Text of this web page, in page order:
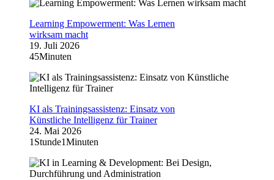
Learning Empowerment: Was Lernen
wirksam macht
19. Juli 2026
45Minuten
KI als Trainingsassistenz: Einsatz von
Künstliche Intelligenz für Trainer
24. Mai 2026
1Stunde1Minuten